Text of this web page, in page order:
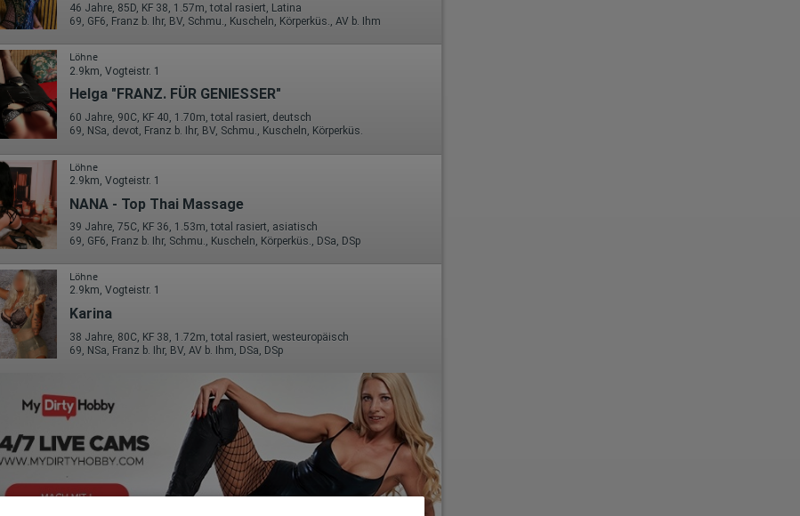
46 Jahre, 85D, KF 38, 1.57m, total rasiert, Latina
69, GF6, Franz b. Ihr, BV, Schmu., Kuscheln, Körperküs., AV b. Ihm
Löhne
2.9km, Vogteistr. 1
Helga "FRANZ. FÜR GENIESSER"
60 Jahre, 90C, KF 40, 1.70m, total rasiert, deutsch
69, NSa, devot, Franz b. Ihr, BV, Schmu., Kuscheln, Körperküs.
Löhne
2.9km, Vogteistr. 1
NANA - Top Thai Massage
39 Jahre, 75C, KF 36, 1.53m, total rasiert, asiatisch
69, GF6, Franz b. Ihr, Schmu., Kuscheln, Körperküs., DSa, DSp
Löhne
2.9km, Vogteistr. 1
Karina
38 Jahre, 80C, KF 38, 1.72m, total rasiert, westeuropäisch
69, NSa, Franz b. Ihr, BV, AV b. Ihm, DSa, DSp